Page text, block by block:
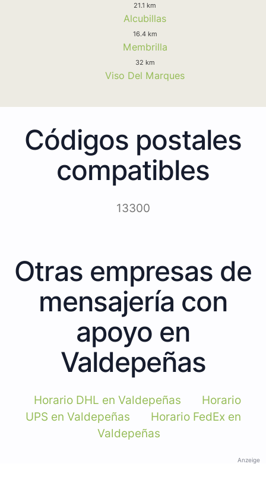
21.1 km
Alcubillas
16.4 km
Membrilla
32 km
Viso Del Marques
Códigos postales
compatibles
13300
Otras empresas de
mensajería con
apoyo en
Valdepeñas
Horario DHL en Valdepeñas
Horario
UPS en Valdepeñas
Horario FedEx en
Valdepeñas
Anzeige